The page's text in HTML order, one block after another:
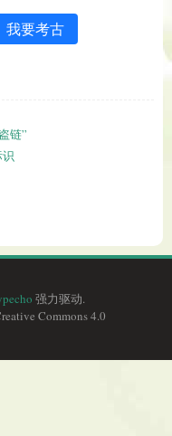
我要考古
链”
强力驱动.
Commons 4.0